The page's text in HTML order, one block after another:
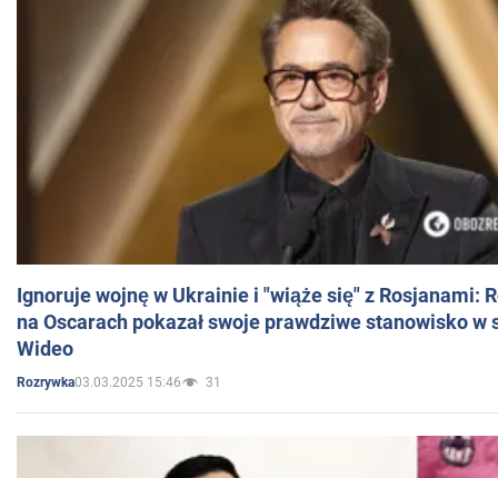
Ignoruje wojnę w Ukrainie i "wiąże się" z Rosjanami:
na Oscarach pokazał swoje prawdziwe stanowisko w
Wideo
Rozrywka03.03.2025 15:46 31